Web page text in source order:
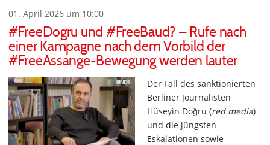
01. April 2026 um 10:00
#FreeDogru und #FreeBaud? – Rufe nach
einer Kampagne nach dem Vorbild der
#FreeAssange-Bewegung werden lauter
Der Fall des sanktionierten
Berliner Journalisten
Hüseyin Doğru (red media)
und die jüngsten
Eskalationen sowie